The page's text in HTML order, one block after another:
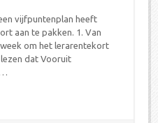
vijfpuntenplan heeft
aan te pakken. 1. Van
om het lerarentekort
dat Vooruit